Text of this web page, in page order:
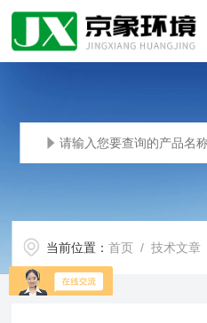
当前位置：首页 /技术文章